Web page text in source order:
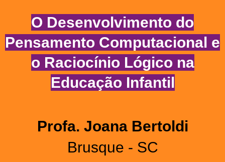
O Desenvolvimento do
Pensamento Computacional e
o Raciocínio Lógico na
Educação Infantil
Profa. Joana Bertoldi
Brusque - SC